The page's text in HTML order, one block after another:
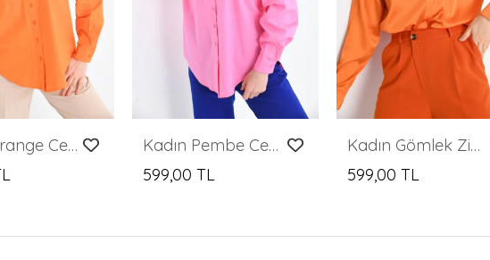
Kadın Orange Cep Zincir Süslemeli Çift Cep Detaylı Gömlek
Kadın Pembe Cep Zincir Süslemeli Çift Cep Detaylı Gömlek
599,00 TL
Kadın Gömlek Zincir Detaylı Saten Gömlek Turuncu - 22026
599,00 TL